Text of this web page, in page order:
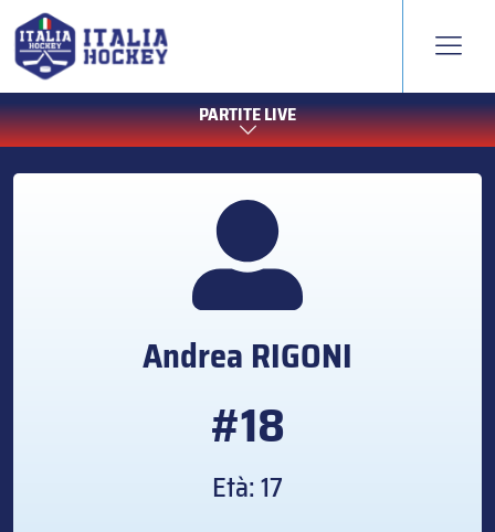
PARTITE LIVE
Andrea RIGONI
#18
Età: 17